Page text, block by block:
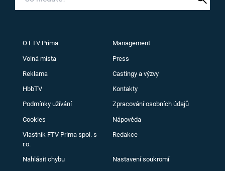
O FTV Prima Management
Volná místa Press
Reklama Castingy a výzvy
HbbTV Kontakty
Podmínky užívání Zpracování osobních údajů
Cookies Nápověda
Vlastník FTV Prima spol. s
r.o.
Redakce
Nahlásit chybu Nastavení soukromí